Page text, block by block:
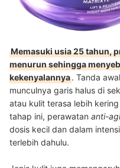
Memasuki usia 25 tahun,
menurun sehingga
kekenyalannya. Tanda
munculnya garis halus di
atau kulit terasa lebih
tahap ini, perawatan anti-
dosis kecil dan dalam
terlebih dahulu.